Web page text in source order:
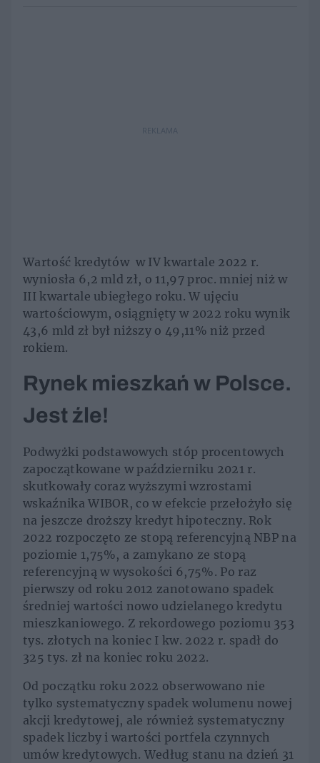
REKLAMA
Wartość kredytów w IV kwartale 2022 r.
wyniosła 6,2 mld zł, o 11,97 proc. mniej niż w
III kwartale ubiegłego roku. W ujęciu
wartościowym, osiągnięty w 2022 roku wynik
43,6 mld zł był niższy o 49,11% niż przed
rokiem.
Rynek mieszkań w Polsce.
Jest źle!
Podwyżki podstawowych stóp procentowych
zapoczątkowane w październiku 2021 r.
skutkowały coraz wyższymi wzrostami
wskaźnika WIBOR, co w efekcie przełożyło się
na jeszcze droższy kredyt hipoteczny. Rok
2022 rozpoczęto ze stopą referencyjną NBP na
poziomie 1,75%, a zamykano ze stopą
referencyjną w wysokości 6,75%. Po raz
pierwszy od roku 2012 zanotowano spadek
średniej wartości nowo udzielanego kredytu
mieszkaniowego. Z rekordowego poziomu 353
tys. złotych na koniec I kw. 2022 r. spadł do
325 tys. zł na koniec roku 2022.
Od początku roku 2022 obserwowano nie
tylko systematyczny spadek wolumenu nowej
akcji kredytowej, ale również systematyczny
spadek liczby i wartości portfela czynnych
umów kredytowych. Według stanu na dzień 31